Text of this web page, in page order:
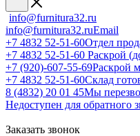
info@furnitura32.ru
info@furnitura32.ruEmail
+7 4832 52-51-60Отдел
+7 4832 52-51-60 Раскрой
+7 (920)-607-55-69Раскрой
+7 4832 52-51-60Склад
8 (4832) 20 01 45Мы
Недоступен для обратного
Заказать звонок